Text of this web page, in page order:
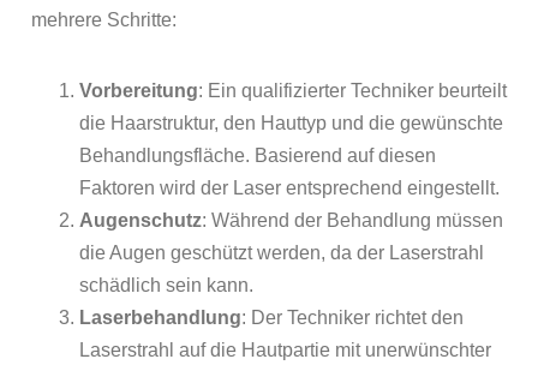
mehrere Schritte:
Vorbereitung: Ein qualifizierter Techniker beurteilt
die Haarstruktur, den Hauttyp und die gewünschte
Behandlungsfläche. Basierend auf diesen
Faktoren wird der Laser entsprechend eingestellt.
Augenschutz: Während der Behandlung müssen
die Augen geschützt werden, da der Laserstrahl
schädlich sein kann.
Laserbehandlung: Der Techniker richtet den
Laserstrahl auf die Hautpartie mit unerwünschter